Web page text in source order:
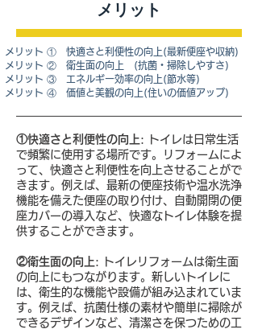
​メリット
メリット ① 快適さと利便性の向上(最新便座や収納)
メリット ② 衛生面の向上 (抗菌・掃除しやすさ)
メリット ③ エネルギー効率の向上(節水等)
メリット ④ 価値と美観の向上(住いの価値アップ)
①快適さと利便性の向上: トイレは日常生活
で頻繁に使用する場所です。リフォームによ
って、快適さと利便性を向上させることがで
きます。例えば、最新の便座技術や温水洗浄
機能を備えた便座の取り付け、自動開閉の便
座カバーの導入など、快適なトイレ体験を提
供することができます。
②衛生面の向上: トイレリフォームは衛生面
の向上にもつながります。新しいトイレに
は、衛生的な機能や設備が組み込まれていま
す。例えば、抗菌仕様の素材や簡単に掃除が
できるデザインなど、清潔さを保つための工